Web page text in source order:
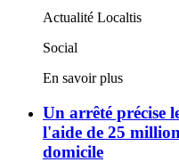
Actualité Localtis
Social
En savoir plus
Un arrêté précise
l'aide de 25
domicile